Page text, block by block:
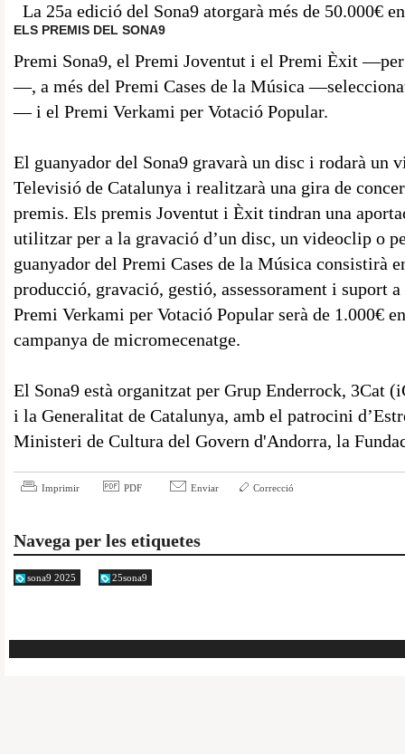
ELS PREMIS DEL SONA9
La 25a edició del Sona9 atorgarà més de 50.000€
Premi Sona9, el Premi Joventut i el Premi Èxit
—, a més del Premi Cases de la Música
— i el Premi Verkami per Votació Popular.
El guanyador del Sona9 gravarà un disc i rodarà un
Televisió de Catalunya i realitzarà una gira de
premis. Els premis Joventut i Èxit tindran una
utilitzar per a la gravació d’un disc, un videoclip o
guanyador del Premi Cases de la Música consistirà
producció, gravació, gestió, assessorament i suport
Premi Verkami per Votació Popular serà de 1.000€
campanya de micromecenatge.
El Sona9 està organitzat per Grup Enderrock, 3Cat
i la Generalitat de Catalunya, amb el patrocini
Ministeri de Cultura del Govern d'Andorra, la
Imprimir PDF Enviar Correcció
Navega per les etiquetes
sona9 2025 25sona9